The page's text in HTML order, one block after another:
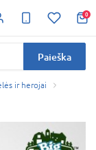
0
Paieška
ir herojai